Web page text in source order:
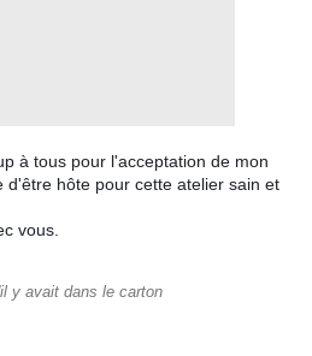
à tous pour l'acceptation de mon
d'être hôte pour cette atelier sain et
vous.
y avait dans le carton